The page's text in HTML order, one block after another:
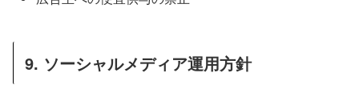
9. ソーシャルメディア運用方針